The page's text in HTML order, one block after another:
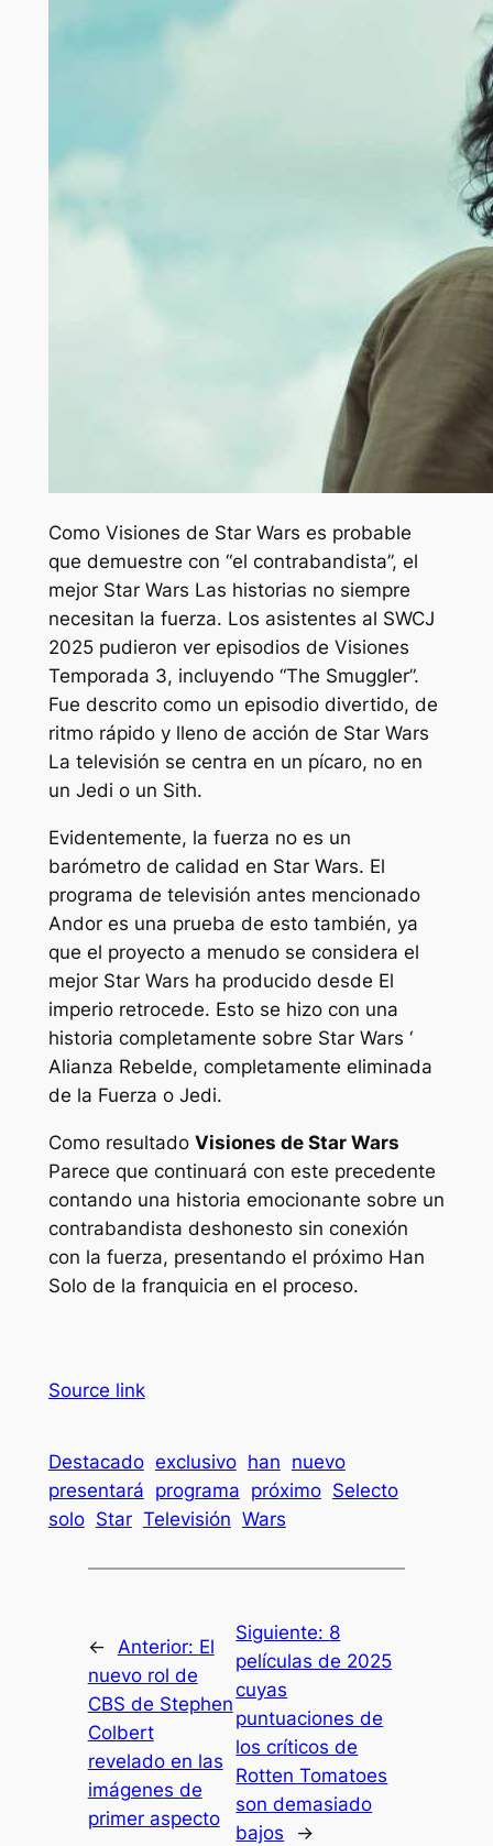
Como Visiones de Star Wars es probable
que demuestre con “el contrabandista”, el
mejor Star Wars Las historias no siempre
necesitan la fuerza. Los asistentes al SWCJ
2025 pudieron ver episodios de Visiones
Temporada 3, incluyendo “The Smuggler”.
Fue descrito como un episodio divertido, de
ritmo rápido y lleno de acción de Star Wars
La televisión se centra en un pícaro, no en
un Jedi o un Sith.
Evidentemente, la fuerza no es un
barómetro de calidad en Star Wars. El
programa de televisión antes mencionado
Andores una prueba de esto también, ya
que el proyecto a menudo se considera el
mejor Star Wars ha producido desde El
imperio retrocede. Esto se hizo con una
historia completamente sobre Star Wars ‘
Alianza Rebelde, completamente eliminada
de la Fuerza o Jedi.
Como resultado Visiones de Star Wars
Parece que continuará con este precedente
contando una historia emocionante sobre un
contrabandista deshonesto sin conexión
con la fuerza, presentando el próximo Han
Solo de la franquicia en el proceso.
Source link
Destacado exclusivo han nuevo
presentará programa próximo Selecto
solo Star Televisión Wars
← Anterior: El
nuevo rol de
CBS de Stephen
Colbert
revelado en las
imágenes de
primer aspecto
Siguiente: 8
películas de 2025
cuyas
puntuaciones de
los críticos de
Rotten Tomatoes
son demasiado
bajos
→